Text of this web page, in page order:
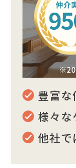
豊富
様々な
他社で